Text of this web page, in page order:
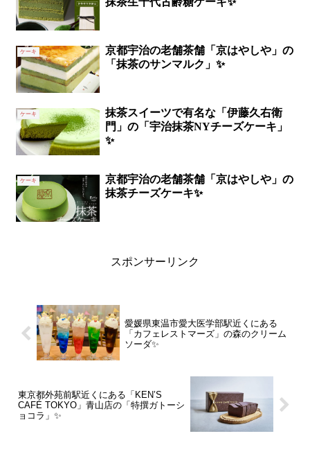
ケーキ
京都宇治の老舗茶舗「京はやしや」の
「抹茶のサンマルク」✨
ケーキ
抹茶スイーツで有名な「伊藤久右衛
門」の「宇治抹茶NYチーズケーキ」
✨
ケーキ
京都宇治の老舗茶舗「京はやしや」の
抹茶チーズケーキ✨
スポンサーリンク
愛媛県東温市愛大医学部駅近くにある
「カフェレストマーズ」の森のクリーム
ソーダ✨
東京都外苑前駅近くにある「KEN’S
CAFÉ TOKYO」青山店の「特撰ガトーシ
ョコラ」✨